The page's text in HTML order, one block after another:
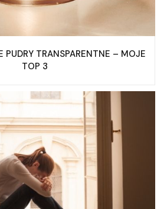
PUDRY TRANSPARENTNE – MOJE
TOP 3